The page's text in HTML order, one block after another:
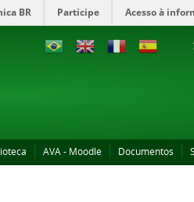
BR Participe Acesso à
AVA - Moodle Documentos